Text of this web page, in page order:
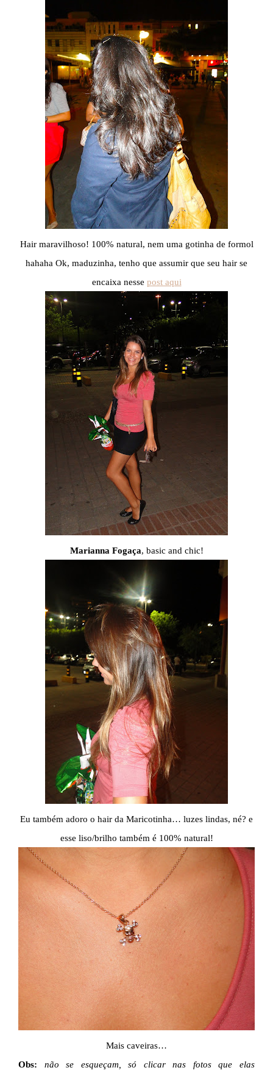
Hair maravilhoso! 100% natural, nem uma gotinha de formol
hahaha Ok, maduzinha, tenho que assumir que seu hair se
encaixa nesse post aqui
Marianna Fogaça, basic and chic!
Eu também adoro o hair da Maricotinha… luzes lindas, né? e
esse liso/brilho também é 100% natural!
Mais caveiras…
Obs:
não se esqueçam, só clicar nas fotos que elas